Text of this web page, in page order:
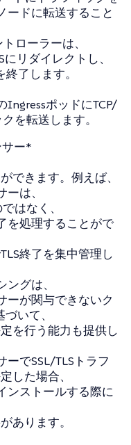
ードに転送すること
ローラーは、
リダイレクトし、
了します。
IngressポッドにTCP/
を転送します。
ー*
できます。例えば、
は、
はなく、
を処理することがで
終了を集中管理し
グは、
ーが関与できないク
いて、
を行う能力も提供し
でSSL/TLSトラフ
した場合、
ンストールする際に
あります。